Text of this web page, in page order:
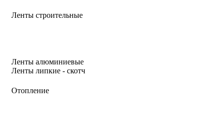
Ленты строительные
Ленты алюминиевые
Ленты липкие - скотч
Отопление